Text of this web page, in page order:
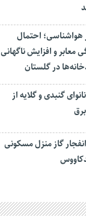
احتمال
معابر و افزایش ناگهانی
در گلستان
گنبدی و گلایه از
گاز منزل مسکونی